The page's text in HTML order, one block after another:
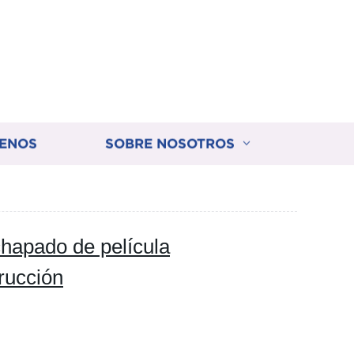
SOBRE NOSOTROS
de película